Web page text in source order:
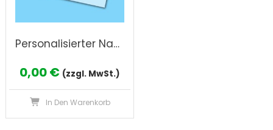
Personalisierter Name und Farbe Schulkind Bügelbild, Kommissionsware
0,00€ (zzgl. MwSt.)
In Den Warenkorb